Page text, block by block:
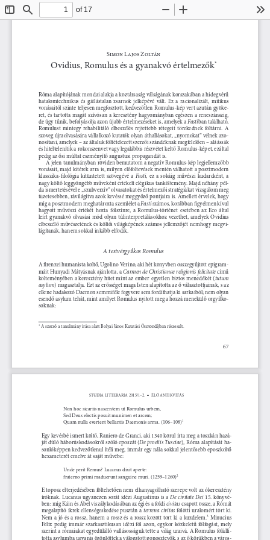
ToggleFind
of 17
Zoom
67
Simon Lajos Zoltán
Ovidius, Romulus és a gyanakvó értelmezők*
Róma alapítójának mondai alakja a köztársaság válságának korszakában a hidegvérű
hatalomtechnikus  és  gátlástalan  zsarnok  jelképévé  vált.  Ez  a  racionalizált,  mitikus
vonásaitól szinte teljesen megfosztott, kedvezőtlen Romulus-kép vert azután gyöke-
ret,  és  tartotta  magát  szívósan  a  keresztény  hagyományban  egészen  a  reneszánszig,
de úgy tűnik, befolyásolja azon újabb értelmezéseket is, amelyek a Fastiban található,
Romulust  mintegy  rehabilitáló  elbeszélés  rejtettebb  rétegeit  törekednek  föltárni.  A
szöveg újraolvasására vállalkozó kutatók olyan áthallásokat, „nyomokat” vélnek azo-
nosítani, amelyek – az általuk föltételezett szerzői szándéknak megfelelően – aláássák
és hiteltelenítik a rokonszenvet vagy legalábbis részvétet keltő Romulus-képet, ezáltal
pedig az ősi múltat eszményítő augustusi propagandát is.
A jelen tanulmányban röviden bemutatom a negatív Romulus-kép legjellemzőbb
vonásait, majd kitérek arra is, milyen előföltevések mentén válhatott a posztmodern
klasszika-filológia  kitüntetett  szövegévé  a Fasti,  ez  a  sokáig  művészi  kudarcként,  a
nagy költő leggyöngébb műveként értékelt elégikus tanköltemény. Majd néhány pél-
da ismertetésével e „szubverzív” olvasatokat és értelmezői stratégiákat vizsgálom meg
tüzetesebben, rávilágítva azok kevéssé meggyőző pontjaira is. Amellett érvelek, hogy
míg a posztmodern meghatározta szemlélet a Fasti számos, korábban figyelmen kívül
hagyott  művészi  értékét  hozta  fölszínre,  a  Romulus-történet  esetében  az  Eco  által
leírt gyanakvó olvasási mód olyan túlinterpretálásokhoz vezethet, amelyek Ovidius
elbeszélő művészetének és költői világképének számos jellemzőjét nemhogy megvi-
lágítanák, hanem sokkal inkább elfödik.
A testvérgyilkos Romulus
A firenzei humanista költő, Ugolino Verino, aki hét könyvben összegyűjtött epigram-
máit Hunyadi Mátyásnak ajánlotta, a Carmen de Christianae religionis felicitate című
költeményében a keresztény hitet mint az ember egyetlen biztos menedékét (tutum
asylum) magasztalja. Ezt az erősséget maga Isten alapította az ő választottjainak, s az
ellene hadakozó Daemon semmiféle fegyvere sem fordíthatja ki sarkaiból; nem olyan
esendő asylum tehát, mint amilyet Romulus nyitott meg a hozzá menekülő orgyilko-
soknak:
* A szerző a tanulmány írása alatt Bolyai János Kutatási Ösztöndíjban részesült.
STUDIA LITTERARIA 2015/1–2. n ÉLŐ ANTIKVITÁS
Non hoc sicariis nascentem ut Romulus urbem,
Sed Deus electis posuit munimen et arcem;
Quam nulla evertent bellantis Daemonis arma. (106–108)1
Egy kevésbé ismert költő, Raniero de Granci, aki 1340 körül írta meg a toszkán hazá-
ját dúló háborúskodásokról szóló eposzát (De proeliis Tusciae), Róma alapítását ha-
sonlóképpen kedvezőtlenül ítéli meg, immár egy nála sokkal jelentősebb eposzköltő
hexameterét emelve át saját művébe:
Unde perit Remus? Lucanus dixit aperte:
fraterno primi maduerunt sanguine muri. (1259–1260)2
E toposz elterjedésében föltehetően nem elhanyagolható szerepe volt az ókeresztény
íróknak. Lucanus ugyanezen sorát idézi Augustinus is a De civitate Dei 15. könyvé-
ben: míg Káin és Ábel viszálykodásában az égi és a földi civitas csapott össze, a Rómát
megalapító ikrek ellenségeskedése pusztán a terrena civitas fölötti uralomért tört ki.
Nem  a  jó  és  a  rossz,  hanem  a  rossz  és  a  rossz  között  tört  ki  a  küzdelem.3
  Minucius
Felix  pedig  immár  szarkasztikusan  idézi  föl  azon,  egykor  közkeletű  fölfogást,  mely
szerint a rómaiakat egyedülálló vallásosságuk tette a világ uraivá. A Romulus fölállí-
totta asylumba ugyanis özönlöttek a válogatott gonosztevők, s az ő körükben a város-